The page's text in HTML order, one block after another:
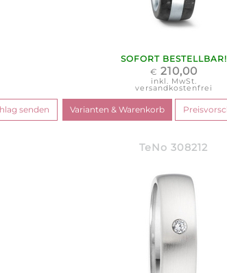
SOFORT BESTELLBAR!
€ 210,00
inkl. MwSt.
versandkostenfrei
TeNo 308212